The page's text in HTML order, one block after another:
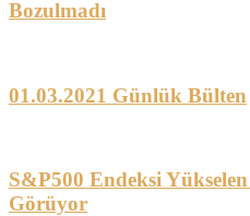
Bozulmadı
01.03.2021 Günlük Bülten
S&P500 Endeksi
Görüyor